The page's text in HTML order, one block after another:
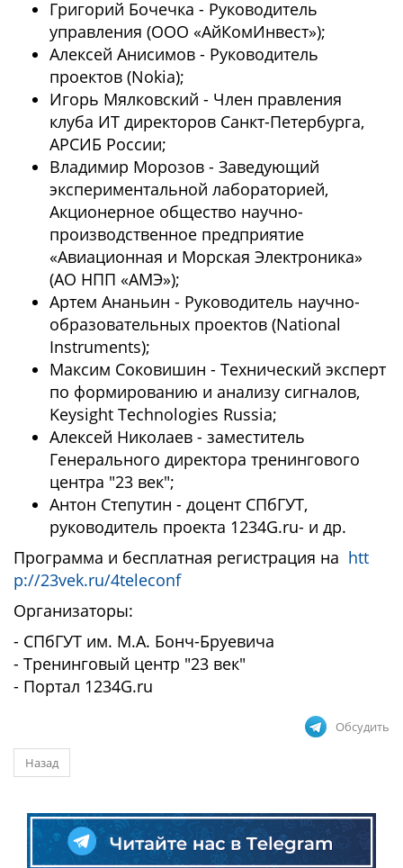
Григорий Бочечка - Руководитель
управления (ООО «АйКомИнвест»);
Алексей Анисимов - Руководитель
проектов (Nokia);
Игорь Мялковский - Член правления
клуба ИТ директоров Санкт-Петербурга,
АРСИБ России;
Владимир Морозов - Заведующий
экспериментальной лабораторией,
Акционерное общество научно-
производственное предприятие
«Авиационная и Морская Электроника»
(АО НПП «АМЭ»);
Артем Ананьин - Руководитель научно-
образовательных проектов (National
Instruments);
Максим Соковишин - Технический эксперт
по формированию и анализу сигналов,
Keysight Technologies Russia;
Алексей Николаев - заместитель
Генерального директора тренингового
центра "23 век";
Антон Степутин - доцент СПбГУТ,
руководитель проекта 1234G.ru- и др.
Программа и бесплатная регистрация на htt
p://23vek.ru/4teleconf
Организаторы:
- СПбГУТ им. М.А. Бонч-Бруевича
- Тренинговый центр "23 век"
- Портал 1234G.ru
Обсудить
Назад